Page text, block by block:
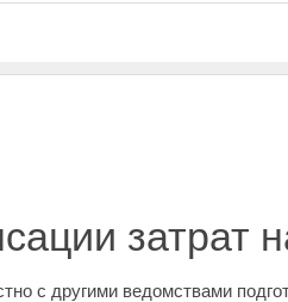
затрат
с другими ведомствами